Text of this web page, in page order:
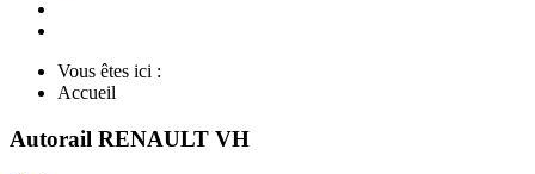
Vous êtes ici :
Accueil
Autorail RENAULT VH